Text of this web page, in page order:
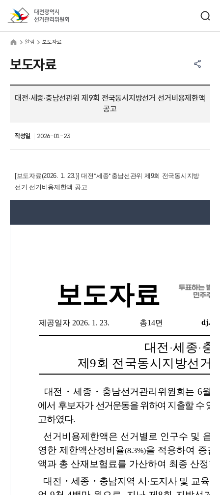
알림 보도자료
보도자료
대전·세종·충남선관위 제9회 전국동시지방선거 선거비용제한액
공고
작성일 2026-01-23
[보도자료(2026. 1. 23.)] 대전 ·세종· 충남선관위 제9회 전국동시지방
선거 선거비용제한액 공고